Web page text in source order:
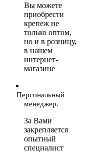
Вы можете
приобрести
крепеж не
только оптом,
но и в розницу,
в нашем
интернет-
магазине
Персональный
менеджер.
За Вами
закрепляется
опытный
специалист